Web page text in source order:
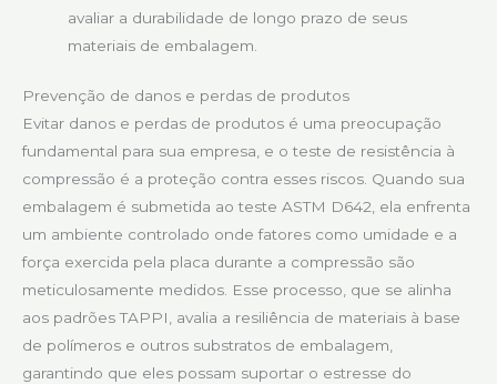
avaliar a durabilidade de longo prazo de seus
materiais de embalagem.
Prevenção de danos e perdas de produtos
Evitar danos e perdas de produtos é uma preocupação
fundamental para sua empresa, e o teste de resistência à
compressão é a proteção contra esses riscos. Quando sua
embalagem é submetida ao teste ASTM D642, ela enfrenta
um ambiente controlado onde fatores como umidade e a
força exercida pela placa durante a compressão são
meticulosamente medidos. Esse processo, que se alinha
aos padrões TAPPI, avalia a resiliência de materiais à base
de polímeros e outros substratos de embalagem,
garantindo que eles possam suportar o estresse do